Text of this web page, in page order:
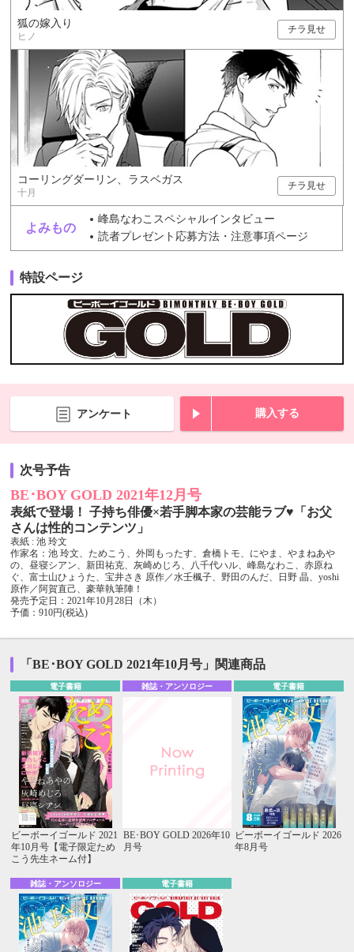
狐の嫁入り
ヒノ
チラ見せ
コーリングダーリン、ラスベガス
十月
チラ見せ
よみもの
峰島なわこスペシャルインタビュー
読者プレゼント応募方法・注意事項ページ
特設ページ
アンケート 購入する
次号予告
BE･BOY GOLD 2021年12月号
表紙で登場！ 子持ち俳優×若手脚本家の芸能ラブ♥「お父
さんは性的コンテンツ」
表紙 : 池 玲文
作家名：池 玲文、ためこう、外岡もったす、倉橋トモ、にやま、やまねあや
の、昼寝シアン、新田祐克、灰崎めじろ、八千代ハル、峰島なわこ、赤原ね
ぐ、富士山ひょうた、宝井さき 原作／水壬楓子、野田のんだ、日野 晶、yoshi
原作／阿賀直己、豪華執筆陣！
発売予定日：2021年10月28日（木）
予価：910円(税込)
「BE･BOY GOLD 2021年10月号」関連商品
電子書籍
ビーボーイゴールド 2021
年10月号【電子限定ため
こう先生ネーム付】
雑誌・アンソロジー
BE･BOY GOLD 2026年10
月号
電子書籍
ビーボーイゴールド 2026
年8月号
雑誌・アンソロジー 電子書籍